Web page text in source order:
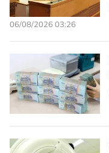
06/08/2026 03:26